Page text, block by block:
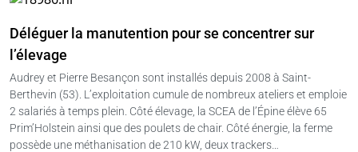
Déléguer la manutention pour se concentrer sur
l’élevage
Audrey et Pierre Besançon sont installés depuis 2008 à Saint-
Berthevin (53). L’exploitation cumule de nombreux ateliers et emploie
2 salariés à temps plein. Côté élevage, la SCEA de l’Épine élève 65
Prim’Holstein ainsi que des poulets de chair. Côté énergie, la ferme
possède une méthanisation de 210 kW, deux trackers…